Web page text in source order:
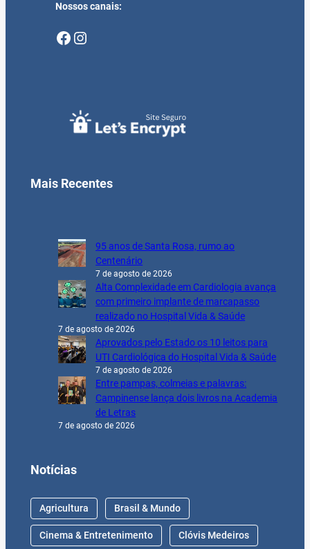
Nossos canais:
Facebook Instagram
Mais Recentes
95 anos de Santa Rosa, rumo ao
Centenário
7 de agosto de 2026
Alta Complexidade em Cardiologia avança
com primeiro implante de marcapasso
realizado no Hospital Vida & Saúde
7 de agosto de 2026
Aprovados pelo Estado os 10 leitos para
UTI Cardiológica do Hospital Vida & Saúde
7 de agosto de 2026
Entre pampas, colmeias e palavras:
Campinense lança dois livros na Academia
de Letras
7 de agosto de 2026
Notícias
Agricultura Brasil & Mundo
Cinema & Entretenimento Clóvis Medeiros